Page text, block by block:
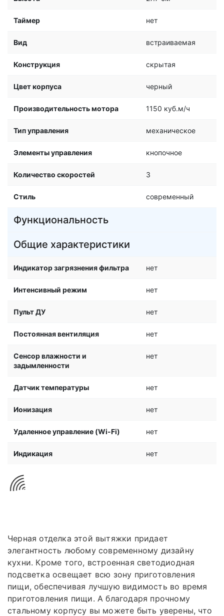
Таймер нет
Вид встраиваемая
Конструкция скрытая
Цвет корпуса черный
Производительность мотора 1150 куб.м/ч
Тип управления механическое
Элементы управления кнопочное
Количество скоростей 3
Стиль современный
Функциональность
Общие характеристики
Индикатор загрязнения фильтра нет
Интенсивный режим нет
Пульт ДУ нет
Постоянная вентиляция нет
Сенсор влажности и
задымленности
нет
Датчик температуры нет
Ионизация нет
Удаленное управление (Wi-Fi) нет
Индикация нет
Черная отделка этой вытяжки придает
элегантность любому современному дизайну
кухни. Кроме того, встроенная светодиодная
подсветка освещает всю зону приготовления
пищи, обеспечивая лучшую видимость во время
приготовления пищи. А благодаря прочному
стальному корпусу вы можете быть уверены, что